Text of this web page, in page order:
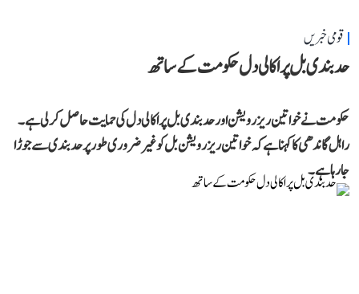
قومی خبریں
حد بندی بل پر اکالی دل حکومت کے ساتھ
حکومت نے خواتین ریزرویشن اور حد بندی بل پر اکالی دل کی حمایت حاصل کر لی ہے۔
راہل گاندھی کا کہنا ہے کہ خواتین ریزرویشن بل کو غیر ضروری طور پر حد بندی سے جوڑا
جا رہا ہے۔